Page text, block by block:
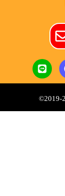
©2019-